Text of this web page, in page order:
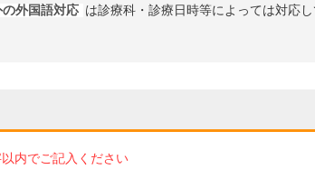
外国語対応 は診療科・診療日時等によっては対応
内でご記入ください